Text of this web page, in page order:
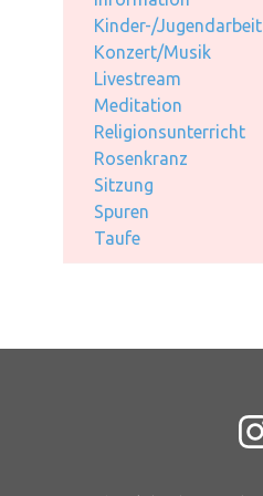
Kinder-/Jugendarbeit
Konzert/Musik
Livestream
Meditation
Religionsunterricht
Rosenkranz
Sitzung
Spuren
Taufe